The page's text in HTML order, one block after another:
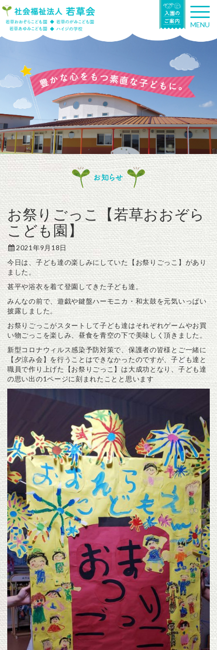
T
o
g
n
g
a
t
n
MENU
お知らせ
お祭りごっこ【若草おおぞら
こども園】
2021年9月18日
今日は、子ども達の楽しみにしていた【お祭りごっこ】があり
ました。
甚平や浴衣を着て登園してきた子ども達。
みんなの前で、遊戯や鍵盤ハーモニカ・和太鼓を元気いっぱい
披露しました。
お祭りごっこがスタートして子ども達はそれぞれゲームやお買
い物ごっこを楽しみ、昼食を青空の下で美味しく頂きました。
新型コロナウィルス感染予防対策で、保護者の皆様とご一緒に
【夕涼み会】を行うことはできなかったのですが、子ども達と
職員で作り上げた【お祭りごっこ】は大成功となり、子ども達
の思い出の1ページに刻まれたことと思います